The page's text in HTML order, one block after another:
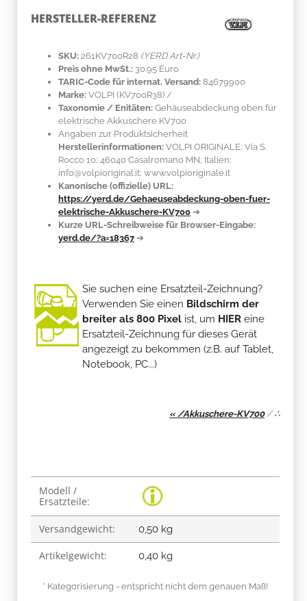
HERSTELLER-REFERENZ
SKU: 261KV700R28 (YERD Art-Nr.)
Preis ohne MwSt.: 30.95 Euro
TARIC-Code für internat. Versand: 84679900
Marke: VOLPI (KV700R38) /
Taxonomie / Enitäten: Gehäuseabdeckung oben für
elektrische Akkuschere KV700
Angaben zur Produktsicherheit
Herstellerinformationen: VOLPI ORIGINALE; Via S.
Rocco 10; 46040 Casalromano MN; Italien;
info@volpioriginal.it; www.volpioriginale.it
Kanonische (offizielle) URL:
https://yerd.de/Gehaeuseabdeckung-oben-fuer-
elektrische-Akkuschere-KV700 ➔
Kurze URL-Schreibweise für Browser-Eingabe:
yerd.de/?a=18367 ➔
Sie suchen eine Ersatzteil-Zeichnung?
Verwenden Sie einen Bildschirm der
breiter als 800 Pixel ist, um HIER eine
Ersatzteil-Zeichnung für dieses Gerät
angezeigt zu bekommen (z.B. auf Tablet,
Notebook, PC...)
« /Akkuschere-KV700/∴
Produkteigenschaft
Wert
Modell /
Ersatzteile:
Versandgewicht: 0,50 kg
Artikelgewicht: 0,40 kg
* Kategorisierung - entspricht nicht dem genauen Maß!